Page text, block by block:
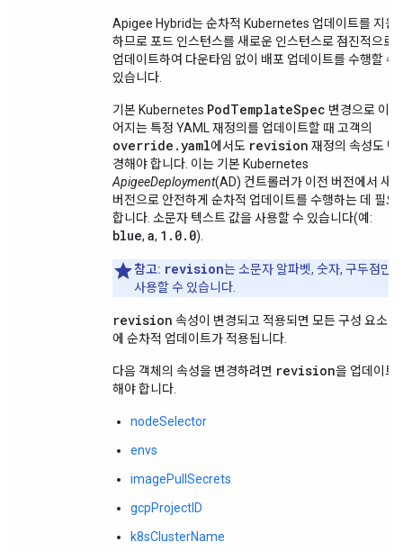
Apigee Hybrid는 순차적 Kubernetes 업데이트를 지원
하므로 포드 인스턴스를 새로운 인스턴스로 점진적으로
업데이트하여 다운타임 없이 배포 업데이트를 수행할 수
있습니다.
기본 Kubernetes PodTemplateSpec 변경으로 이
어지는 특정 YAML 재정의를 업데이트할 때 고객의
override.yaml에서도 revision 재정의 속성도 변
경해야 합니다. 이는 기본 Kubernetes
ApigeeDeployment(AD) 컨트롤러가 이전 버전에서 새
버전으로 안전하게 순차적 업데이트를 수행하는 데 필요
합니다. 소문자 텍스트 값을 사용할 수 있습니다(예:
blue, a, 1.0.0).
참고: revision는 소문자 알파벳, 숫자, 구두점만
사용할 수 있습니다.
revision 속성이 변경되고 적용되면 모든 구성 요소
에 순차적 업데이트가 적용됩니다.
다음 객체의 속성을 변경하려면 revision을 업데이트
해야 합니다.
nodeSelector
envs
imagePullSecrets
gcpProjectID
k8sClusterName